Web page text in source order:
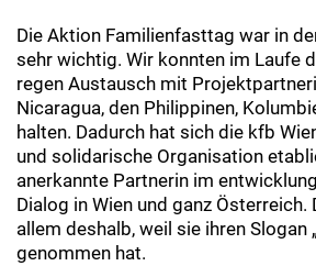
Die Aktion Familienfasttag war in
sehr wichtig. Wir konnten im Laufe
regen Austausch mit
Nicaragua, den Philippinen,
halten. Dadurch hat sich die kfb
und solidarische Organisation
anerkannte Partnerin im
Dialog in Wien und ganz Österreich.
allem deshalb, weil sie ihren Slogan
genommen hat.